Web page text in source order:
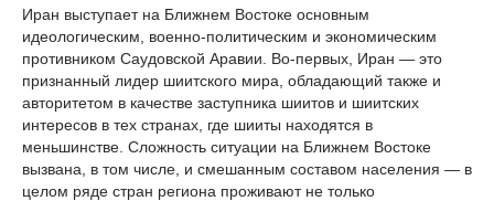
Иран выступает на Ближнем Востоке основным
идеологическим, военно-политическим и экономическим
противником Саудовской Аравии. Во-первых, Иран — это
признанный лидер шиитского мира, обладающий также и
авторитетом в качестве заступника шиитов и шиитских
интересов в тех странах, где шииты находятся в
меньшинстве. Сложность ситуации на Ближнем Востоке
вызвана, в том числе, и смешанным составом населения — в
целом ряде стран региона проживают не только